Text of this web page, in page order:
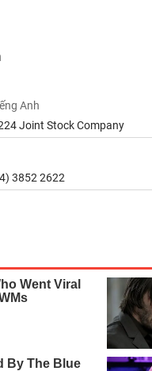
Anh
Joint Stock Company
3852 2622